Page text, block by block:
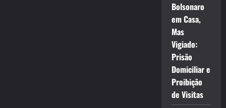
Bolsonaro
em Casa,
Mas
Vigiado:
Prisão
Domiciliar e
Proibição
de Visitas